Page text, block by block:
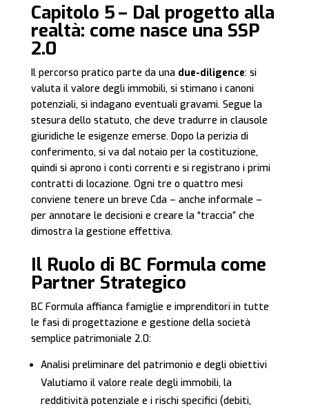
Capitolo 5 – Dal progetto alla
realtà: come nasce una SSP
2.0
Il percorso pratico parte da una due-diligence: si
valuta il valore degli immobili, si stimano i canoni
potenziali, si indagano eventuali gravami. Segue la
stesura dello statuto, che deve tradurre in clausole
giuridiche le esigenze emerse. Dopo la perizia di
conferimento, si va dal notaio per la costituzione,
quindi si aprono i conti correnti e si registrano i primi
contratti di locazione. Ogni tre o quattro mesi
conviene tenere un breve Cda – anche informale –
per annotare le decisioni e creare la “traccia” che
dimostra la gestione effettiva.
Il Ruolo di BC Formula come
Partner Strategico
BC Formula affianca famiglie e imprenditori in tutte
le fasi di progettazione e gestione della società
semplice patrimoniale 2.0:
Analisi preliminare del patrimonio e degli obiettivi
Valutiamo il valore reale degli immobili, la
redditività potenziale e i rischi specifici (debiti,